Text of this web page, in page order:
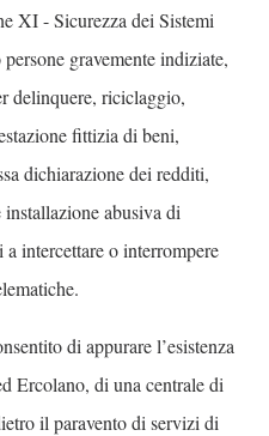
XI - Sicurezza dei Sistemi
gravemente indiziate,
delinquere, riciclaggio,
fittizia di beni,
dichiarazione dei redditi,
abusiva di
intercettare o interrompere
di appurare l’esistenza
Ercolano, di una centrale di
il paravento di servizi di